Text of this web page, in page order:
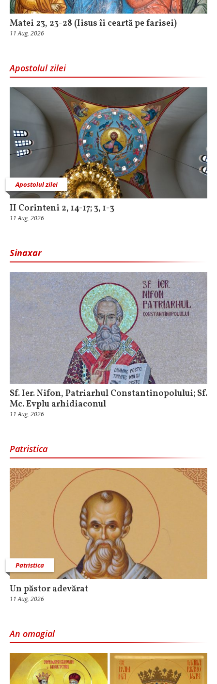
Matei 23, 23-28 (Iisus îi ceartă pe farisei)
11 Aug, 2026
Apostolul zilei
Apostolul zilei
II Corinteni 2, 14-17; 3, 1-3
11 Aug, 2026
Sinaxar
Sf. Ier. Nifon, Patriarhul Constantinopolului; Sf.
Mc. Evplu arhidiaconul
11 Aug, 2026
Patristica
Patristica
Un păstor adevărat
11 Aug, 2026
An omagial